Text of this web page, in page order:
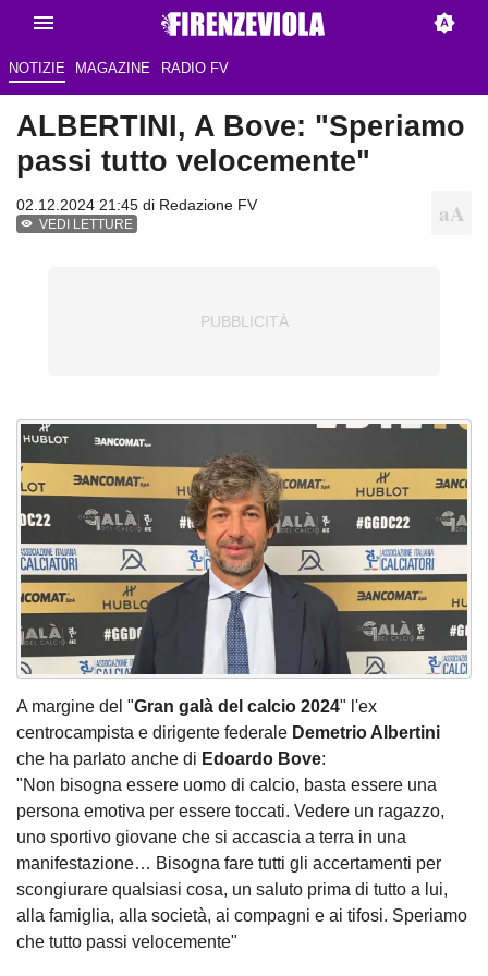
NOTIZIE MAGAZINE RADIO FV
ALBERTINI, A Bove: "Speriamo
passi tutto velocemente"
02.12.2024 21:45 di Redazione FV
VEDI LETTURE
A margine del "Gran galà del calcio 2024" l'ex
centrocampista e dirigente federale Demetrio Albertini
che ha parlato anche di Edoardo Bove:
"Non bisogna essere uomo di calcio, basta essere una
persona emotiva per essere toccati. Vedere un ragazzo,
uno sportivo giovane che si accascia a terra in una
manifestazione… Bisogna fare tutti gli accertamenti per
scongiurare qualsiasi cosa, un saluto prima di tutto a lui,
alla famiglia, alla società, ai compagni e ai tifosi. Speriamo
che tutto passi velocemente"